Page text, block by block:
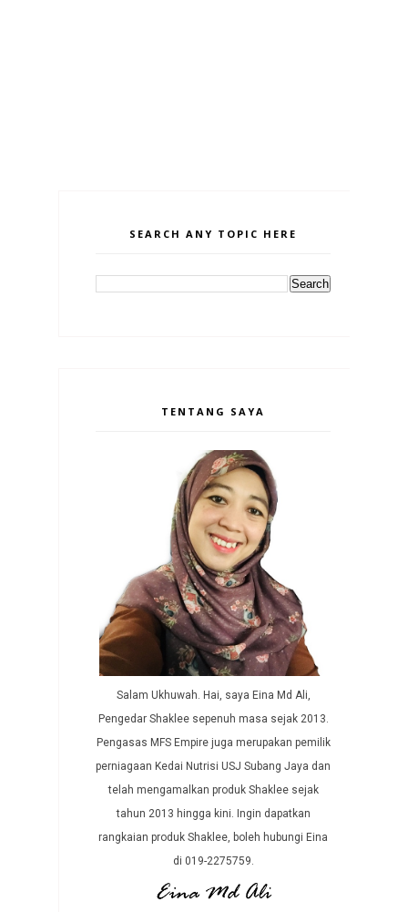
SEARCH ANY TOPIC HERE
TENTANG SAYA
Salam Ukhuwah. Hai, saya Eina Md Ali,
Pengedar Shaklee sepenuh masa sejak 2013.
Pengasas MFS Empire juga merupakan pemilik
perniagaan Kedai Nutrisi USJ Subang Jaya dan
telah mengamalkan produk Shaklee sejak
tahun 2013 hingga kini. Ingin dapatkan
rangkaian produk Shaklee, boleh hubungi Eina
di 019-2275759.